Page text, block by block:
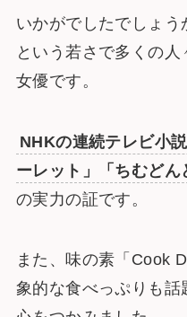
いかがでしたでしょ
という若さで多くの
女優です。
NHKの連続テレビ小
ーレット」「ちむどん
の実力の証です。
また、味の素「Cook
象的な食べっぷりも